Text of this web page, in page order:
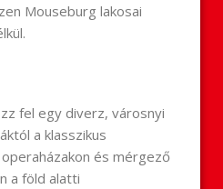
Mouseburg lakosai
fel egy diverz, városnyi
a klasszikus
és mérgező
a föld alatti